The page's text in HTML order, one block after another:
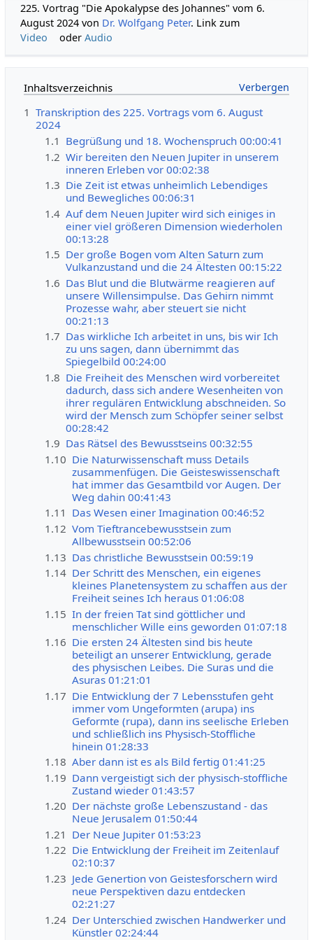
225. Vortrag "Die Apokalypse des Johannes" vom 6.
August 2024 von Dr. Wolfgang Peter. Link zum
Video
oderAudio
Inhaltsverzeichnis
1 Transkription des 225. Vortrags vom 6. August
2024
1.1 Begrüßung und 18. Wochenspruch 00:00:41
1.2 Wir bereiten den Neuen Jupiter in unserem
inneren Erleben vor 00:02:38
1.3 Die Zeit ist etwas unheimlich Lebendiges
und Bewegliches 00:06:31
1.4 Auf dem Neuen Jupiter wird sich einiges in
einer viel größeren Dimension wiederholen
00:13:28
1.5 Der große Bogen vom Alten Saturn zum
Vulkanzustand und die 24 Ältesten 00:15:22
1.6 Das Blut und die Blutwärme reagieren auf
unsere Willensimpulse. Das Gehirn nimmt
Prozesse wahr, aber steuert sie nicht
00:21:13
1.7 Das wirkliche Ich arbeitet in uns, bis wir Ich
zu uns sagen, dann übernimmt das
Spiegelbild 00:24:00
1.8 Die Freiheit des Menschen wird vorbereitet
dadurch, dass sich andere Wesenheiten von
ihrer regulären Entwicklung abschneiden. So
wird der Mensch zum Schöpfer seiner selbst
00:28:42
1.9 Das Rätsel des Bewusstseins 00:32:55
1.10 Die Naturwissenschaft muss Details
zusammenfügen. Die Geisteswissenschaft
hat immer das Gesamtbild vor Augen. Der
Weg dahin 00:41:43
1.11 Das Wesen einer Imagination 00:46:52
1.12 Vom Tieftrancebewusstsein zum
Allbewusstsein 00:52:06
1.13 Das christliche Bewusstsein 00:59:19
1.14 Der Schritt des Menschen, ein eigenes
kleines Planetensystem zu schaffen aus der
Freiheit seines Ich heraus 01:06:08
1.15 In der freien Tat sind göttlicher und
menschlicher Wille eins geworden 01:07:18
1.16 Die ersten 24 Ältesten sind bis heute
beteiligt an unserer Entwicklung, gerade
des physischen Leibes. Die Suras und die
Asuras 01:21:01
1.17 Die Entwicklung der 7 Lebensstufen geht
immer vom Ungeformten (arupa) ins
Geformte (rupa), dann ins seelische Erleben
und schließlich ins Physisch-Stoffliche
hinein 01:28:33
1.18 Aber dann ist es als Bild fertig 01:41:25
1.19 Dann vergeistigt sich der physisch-stoffliche
Zustand wieder 01:43:57
1.20 Der nächste große Lebenszustand - das
Neue Jerusalem 01:50:44
1.21 Der Neue Jupiter 01:53:23
1.22 Die Entwicklung der Freiheit im Zeitenlauf
02:10:37
1.23 Jede Genertion von Geistesforschern wird
neue Perspektiven dazu entdecken
02:21:27
1.24 Der Unterschied zwischen Handwerker und
Künstler 02:24:44